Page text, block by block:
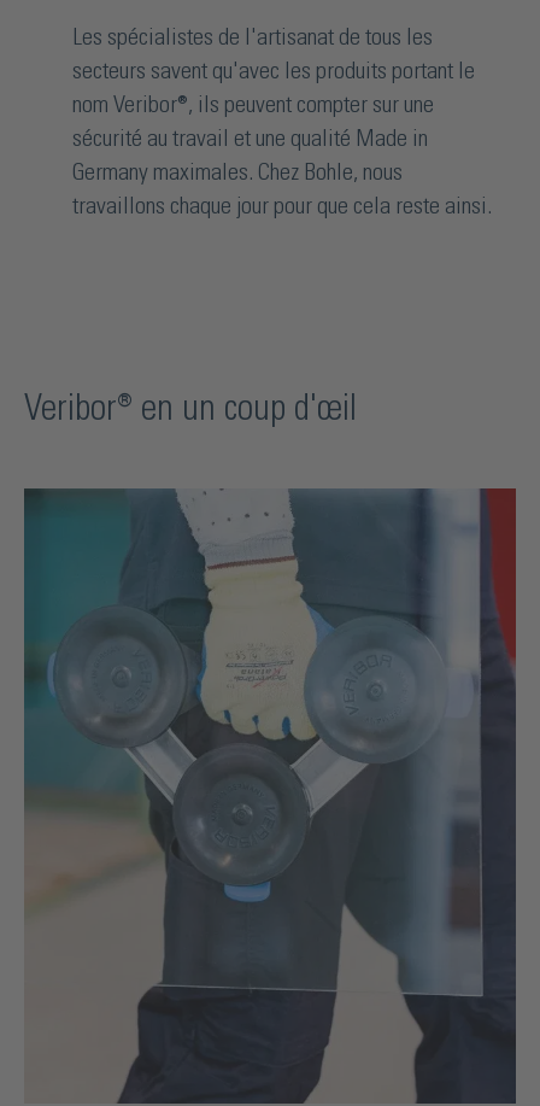
Les spécialistes de l'artisanat de tous les
secteurs savent qu'avec les produits portant le
nom Veribor®, ils peuvent compter sur une
sécurité au travail et une qualité Made in
Germany maximales. Chez Bohle, nous
travaillons chaque jour pour que cela reste ainsi.
Veribor® en un coup d'œil